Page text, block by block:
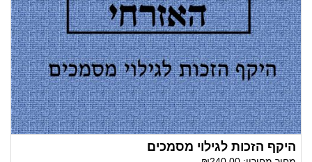
היקף הזכות לגילוי מסמכים